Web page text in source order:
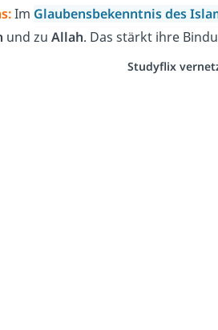
Im Glaubensbekenntnis des
und zu Allah. Das stärkt ihre
Studyflix